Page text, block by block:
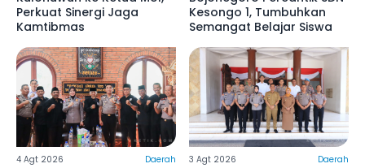
Perkuat Sinergi Jaga
Kamtibmas
Kesongo 1, Tumbuhkan
Semangat Belajar Siswa
4 Agt 2026 Daerah 3 Agt 2026 Daerah